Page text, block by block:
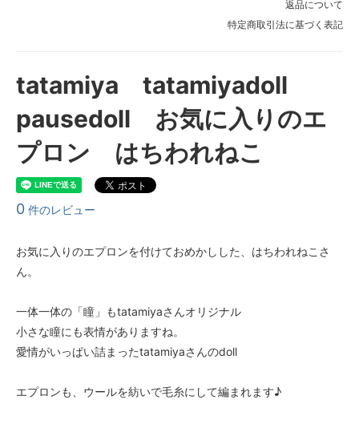
返品について
特定商取引法に基づく表記
tatamiya tatamiyadoll
pausedoll お気に入りのエ
プロン はちわれねこ
0 件のレビュー
お気に入りのエプロンを付けておめかしした、はちわれねこさ
ん。
一体一体の「瞳」もtatamiyaさんオリジナル
小さな瞳にも表情がありますね。
愛情がいっぱい詰まったtatamiyaさんのdoll
エプロンも、ウールを紡いで毛糸にして編まれます♪